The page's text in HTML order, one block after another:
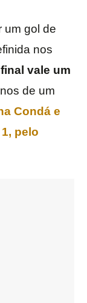
um gol de
nos
vale um
de um
Condá e
pelo